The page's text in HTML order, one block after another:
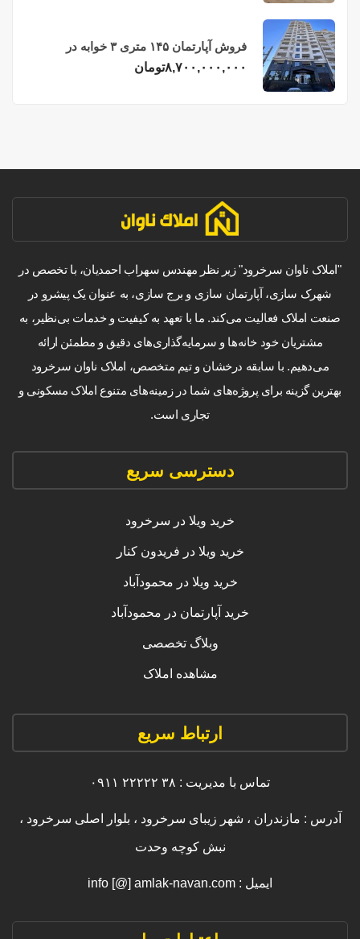
فروش آپارتمان ۱۴۵ متری ۳ خوابه در
فریدونکنار
۸,۷۰۰,۰۰۰,۰۰۰تومان
"املاک ناوان سرخرود" زیر نظر مهندس سهراب احمدیان، با تخصص در
شهرک سازی، آپارتمان سازی و برج سازی، به عنوان یک پیشرو در
صنعت املاک فعالیت می‌کند. ما با تعهد به کیفیت و خدمات بی‌نظیر، به
مشتریان خود خانه‌ها و سرمایه‌گذاری‌های دقیق و مطمئن ارائه
می‌دهیم. با سابقه درخشان و تیم متخصص، املاک ناوان سرخرود
بهترین گزینه برای پروژه‌های شما در زمینه‌های متنوع املاک مسکونی و
تجاری است.
دسترسی سریع
خرید ویلا در سرخرود
خرید ویلا در فریدون کنار
خرید ویلا در محمودآباد
خرید آپارتمان در محمودآباد
وبلاگ تخصصی
مشاهده املاک
ارتباط سریع
تماس با مدیریت : ۳۸ ۲۲۲۲۲ ۰۹۱۱
آدرس : مازندران ، شهر زیبای سرخرود ، بلوار اصلی سرخرود ،
نبش کوچه وحدت
ایمیل : info [@] amlak-navan.com